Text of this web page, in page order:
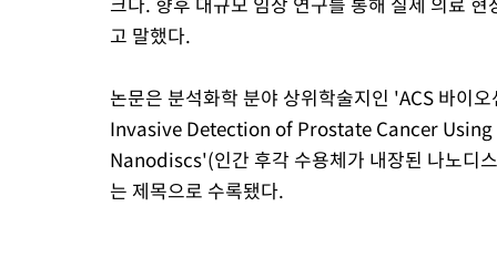
고 말했다.
논문은 분석화학 분야 상위학술지인 'ACS 바
Invasive Detection of Prostate Cancer
Nanodiscs'(인간 후각 수용체가 내장된 나노디
는 제목으로 수록됐다.